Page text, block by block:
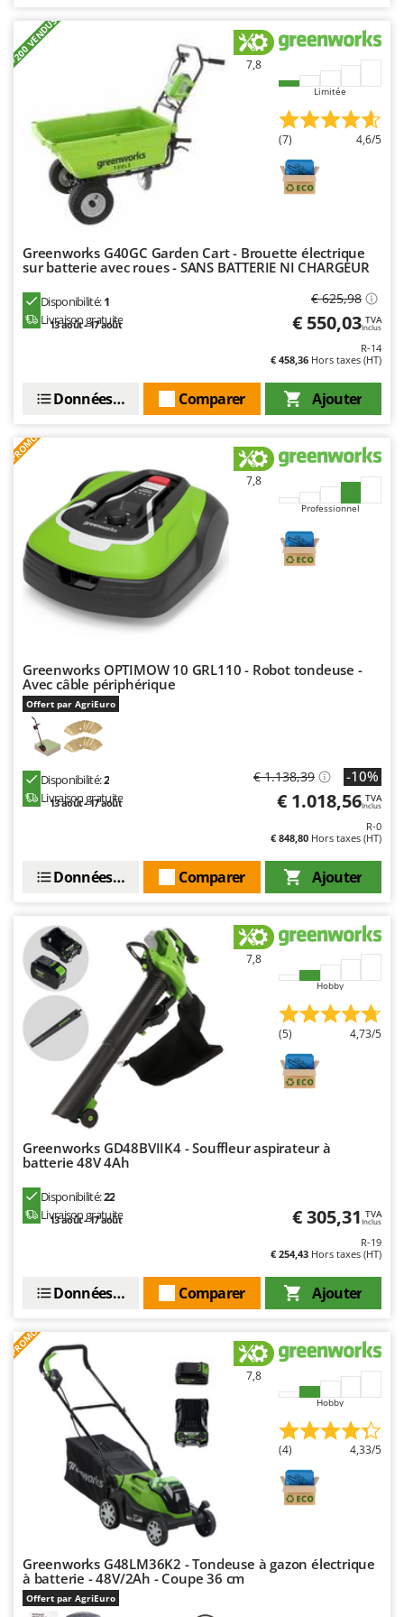
Shark
Sirman
Skil
Smartwood
Smeg
Snapper
Solidur
Spiralmac
Spring Protezione
Stanley
Sunseeker
Tecla
TecnoGen
Tellarini Pompe
Telwin
Tenco
Titania
Tornado
Tre Spade
Trotec
Udor
V
Verdemax
Vesco
Volpi
W
Waldner
Weber
WIDU
Wiper EcoRobot
Wolf Garten
Wortex
Worx
Zephir
ZGrills
Zodiac
Zomax
+200 VENDUS 7,8
Limitée
(7) 4,6/5
Greenworks G40GC Garden Cart - Brouette électrique
sur batterie avec roues - SANS BATTERIE NI CHARGEUR
Disponibilité:1
Livraison gratuite
13 août - 17 août
€ 625,98
€ 550,03 TVA
Inclus
R-14
€ 458,36 Hors taxes (HT)
Ajouter
Comparer
Données techniques
PROMO
7,8
Professionnel
Greenworks OPTIMOW 10 GRL110 - Robot tondeuse -
Avec câble périphérique
Offert par AgriEuro
Disponibilité:2
Livraison gratuite
13 août - 17 août
€ 1.138,39 -10%
€ 1.018,56 TVA
Inclus
R-0
€ 848,80 Hors taxes (HT)
Ajouter
Comparer
Données techniques
7,8
Hobby
(5) 4,73/5
Greenworks GD48BVIIK4 - Souffleur aspirateur à
batterie 48V 4Ah
Disponibilité:22
Livraison gratuite
13 août - 17 août € 305,31 TVA
Inclus
R-19
€ 254,43 Hors taxes (HT)
Ajouter
Comparer
Données techniques
PROMO
7,8
Hobby
(4) 4,33/5
Greenworks G48LM36K2 - Tondeuse à gazon électrique
à batterie - 48V/2Ah - Coupe 36 cm
Offert par AgriEuro